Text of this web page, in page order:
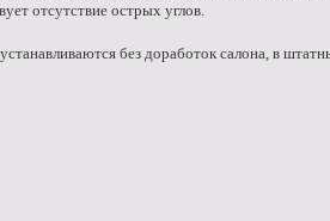
отсутствие острых углов.
без доработок салона, в